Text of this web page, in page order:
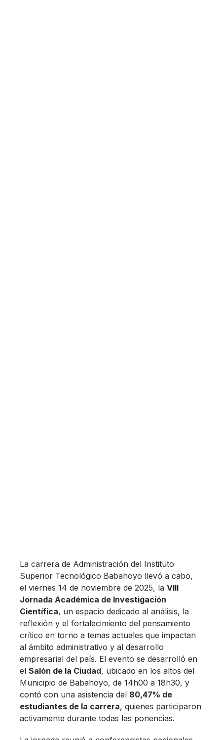
La carrera de Administración del Instituto
Superior Tecnológico Babahoyo llevó a cabo,
el viernes 14 de noviembre de 2025, la VIII
Jornada Académica de Investigación
Científica, un espacio dedicado al análisis, la
reflexión y el fortalecimiento del pensamiento
crítico en torno a temas actuales que impactan
al ámbito administrativo y al desarrollo
empresarial del país. El evento se desarrolló en
el Salón de la Ciudad, ubicado en los altos del
Municipio de Babahoyo, de 14h00 a 18h30, y
contó con una asistencia del 80,47% de
estudiantes de la carrera, quienes participaron
activamente durante todas las ponencias.